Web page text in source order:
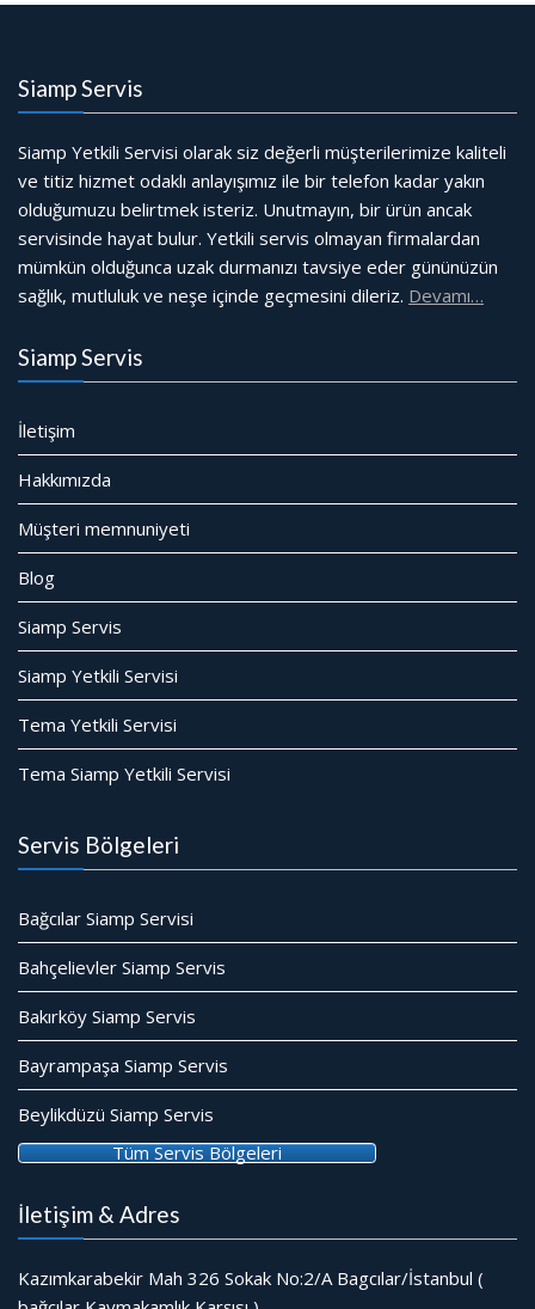
Siamp Servis
Siamp Yetkili Servisi olarak siz değerli müşterilerimize kaliteli
ve titiz hizmet odaklı anlayışımız ile bir telefon kadar yakın
olduğumuzu belirtmek isteriz. Unutmayın, bir ürün ancak
servisinde hayat bulur. Yetkili servis olmayan firmalardan
mümkün olduğunca uzak durmanızı tavsiye eder gününüzün
sağlık, mutluluk ve neşe içinde geçmesini dileriz. Devamı…
Siamp Servis
İletişim
Hakkımızda
Müşteri memnuniyeti
Blog
Siamp Servis
Siamp Yetkili Servisi
Tema Yetkili Servisi
Tema Siamp Yetkili Servisi
Servis Bölgeleri
Bağcılar Siamp Servisi
Bahçelievler Siamp Servis
Bakırköy Siamp Servis
Bayrampaşa Siamp Servis
Beylikdüzü Siamp Servis
Tüm Servis Bölgeleri
İletişim & Adres
Kazımkarabekir Mah 326 Sokak No:2/A Bagcılar/İstanbul (